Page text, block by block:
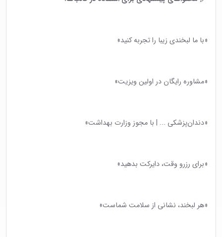
«با ما لبخندی زیبا را تجربه کنید»
«مشاوره رایگان در اولین ویزیت»
«دندان‌پزشکی ... | با مجوز وزارت بهداشت»
«برای رزرو وقت، دایرکت بدهید»
«هر لبخند، نشانی از سلامت شماست»